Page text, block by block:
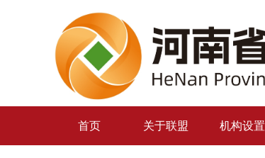
首页 关于联盟 机构设置